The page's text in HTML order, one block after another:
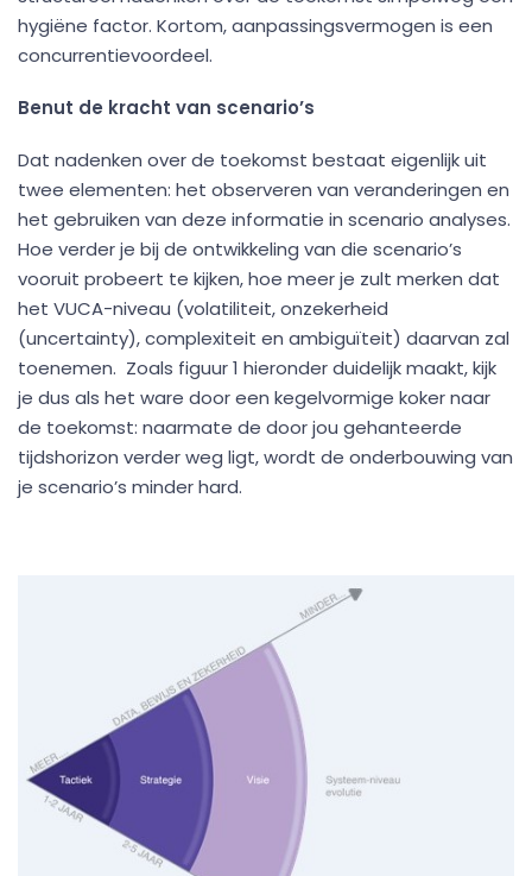
hygiëne factor. Kortom, aanpassingsvermogen is een
concurrentievoordeel.
Benut de kracht van scenario’s
Dat nadenken over de toekomst bestaat eigenlijk uit
twee elementen: het observeren van veranderingen en
het gebruiken van deze informatie in scenario analyses.
Hoe verder je bij de ontwikkeling van die scenario’s
vooruit probeert te kijken, hoe meer je zult merken dat
het VUCA-niveau (volatiliteit, onzekerheid
(uncertainty), complexiteit en ambiguïteit) daarvan zal
toenemen. Zoals figuur 1 hieronder duidelijk maakt, kijk
je dus als het ware door een kegelvormige koker naar
de toekomst: naarmate de door jou gehanteerde
tijdshorizon verder weg ligt, wordt de onderbouwing van
je scenario’s minder hard.